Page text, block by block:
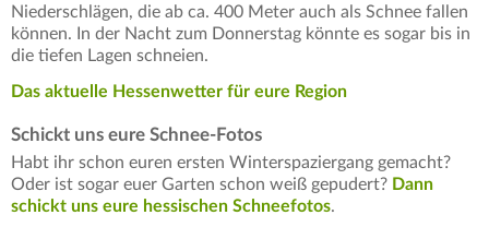
Niederschlägen, die ab ca. 400 Meter auch als Schnee fallen
können. In der Nacht zum Donnerstag könnte es sogar bis in
die tiefen Lagen schneien.
Das aktuelle Hessenwetter für eure Region
Schickt uns eure Schnee-Fotos
Habt ihr schon euren ersten Winterspaziergang gemacht?
Oder ist sogar euer Garten schon weiß gepudert? Dann
schickt uns eure hessischen Schneefotos.